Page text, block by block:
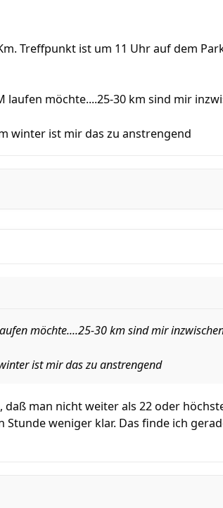
Treffpunkt ist um 11 Uhr auf dem
möchte....25-30 km sind mir
winter ist mir das zu anstrengend
möchte....25-30 km sind mir
ist mir das zu anstrengend
man nicht weiter als 22 oder
weniger klar. Das finde ich